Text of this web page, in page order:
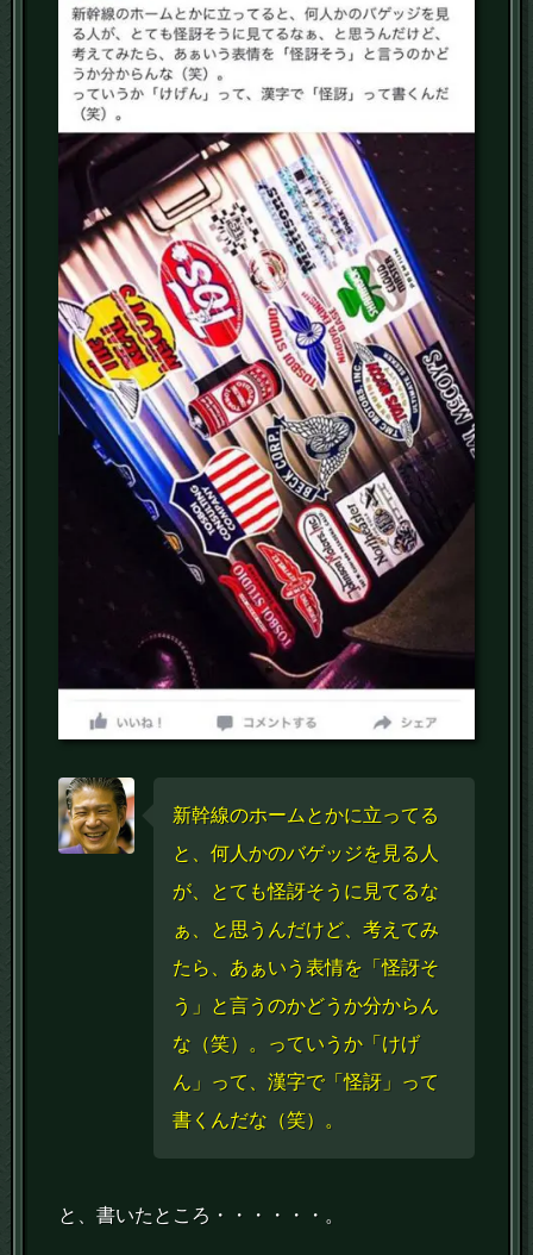
新幹線のホームとかに立ってる
と、何人かのバゲッジを見る人
が、とても怪訝そうに見てるな
ぁ、と思うんだけど、考えてみ
たら、あぁいう表情を「怪訝そ
う」と言うのかどうか分からん
な（笑）。っていうか「けげ
ん」って、漢字で「怪訝」って
書くんだな（笑）。
と、書いたところ・・・・・・。